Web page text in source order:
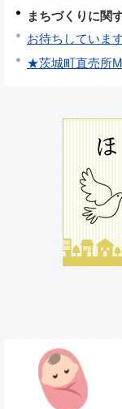
まちづくりに関
お待ちしていま
★茨城町直売所